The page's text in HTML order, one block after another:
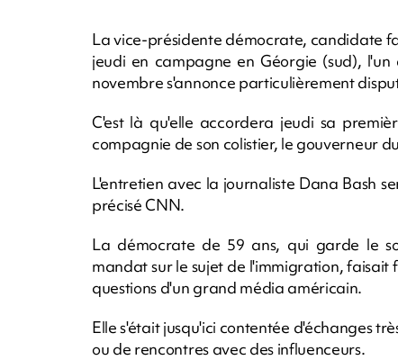
La vice-présidente démocrate, candidate
jeudi en campagne en Géorgie (sud), l'un
novembre s'annonce particulièrement
C'est là qu'elle accordera jeudi sa
compagnie de son colistier, le gouverneur
L'entretien avec la journaliste Dana Bash
précisé CNN.
La démocrate de 59 ans, qui garde le
mandat sur le sujet de l'immigration,
questions d'un grand média américain.
Elle s'était jusqu'ici contentée d'échanges
ou de rencontres avec des influenceurs.